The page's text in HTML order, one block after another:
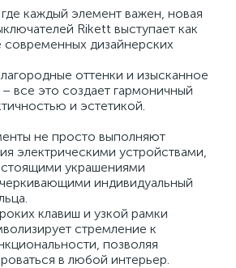
каждый элемент важен, новая
Rikett выступает как
дизайнерских
оттенки и изысканное
все это создает гармоничный
и эстетикой.
не просто выполняют
электрическими устройствами,
украшениями
индивидуальный
клавиш и узкой рамки
стремление к
позволяя
в любой интерьер.